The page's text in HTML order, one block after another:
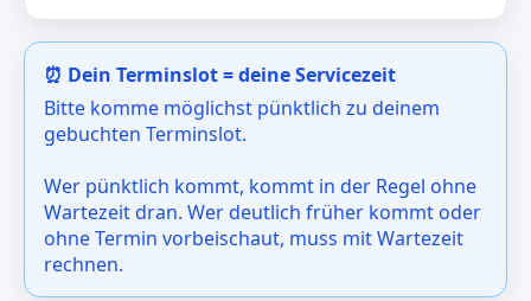
⏰ Dein Terminslot = deine Servicezeit
Bitte komme möglichst pünktlich zu deinem
gebuchten Terminslot.
Wer pünktlich kommt, kommt in der Regel ohne
Wartezeit dran. Wer deutlich früher kommt oder
ohne Termin vorbeischaut, muss mit Wartezeit
rechnen.